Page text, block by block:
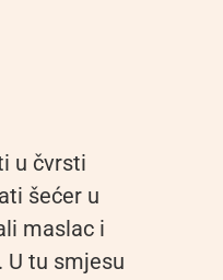
u čvrsti
šećer u
maslac i
U tu smjesu